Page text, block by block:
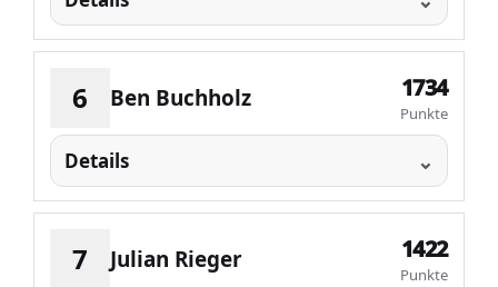
6 Ben Buchholz 1734
Punkte
Details
7 Julian Rieger 1422
Punkte